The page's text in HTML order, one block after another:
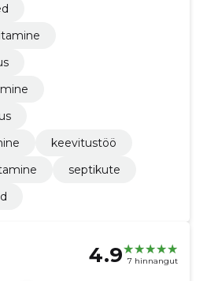
keevitustöö
septikute
4.9 7 hinnangut